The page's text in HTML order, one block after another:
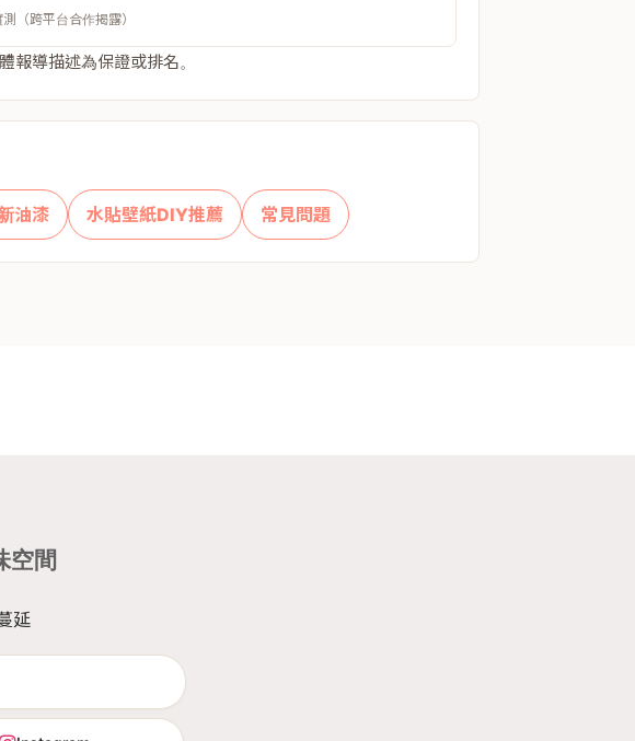
（跨平台合作揭露）
導描述為保證或排名。
油漆 水貼壁紙DIY推薦 常見問題
延